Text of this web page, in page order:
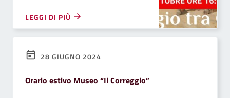
LEGGI DI PIÙ
28 GIUGNO 2024
Orario estivo Museo “Il Correggio”